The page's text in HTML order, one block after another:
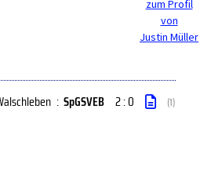
zum Profil
von
Justin Müller
: SpGSVEB 2 : 0 (1)